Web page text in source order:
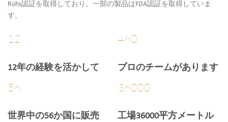
Rohs認証を取得しており、一部の製品はFDA認証を取得していま
す。
12
12年の経験を活かして
460
プロのチームがあります
56
世界中の56か国に販売
36000
工場36000平方メートル